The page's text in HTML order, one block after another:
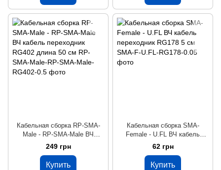
Кабельная сборка RP-SMA-
Male - RP-SMA-Male ВЧ
кабель переходник RG402
длина 50 см
249 грн
Купить
Кабельная сборка SMA-
Female - U.FL ВЧ кабель
переходник RG178 5 см
62 грн
Купить